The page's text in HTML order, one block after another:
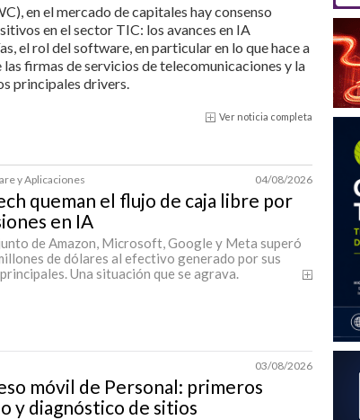
en el mercado de capitales hay consenso
en el sector TIC: los avances en IA
el rol del software, en particular en lo que hace a
firmas de servicios de telecomunicaciones y la
principales drivers.
Ver noticia completa
y Aplicaciones 04/08/2026
queman el flujo de caja libre por
en IA
de Amazon, Microsoft, Google y Meta superó
de dólares al efectivo generado por sus
Una situación que se agrava.
03/08/2026
móvil de Personal: primeros
y diagnóstico de sitios